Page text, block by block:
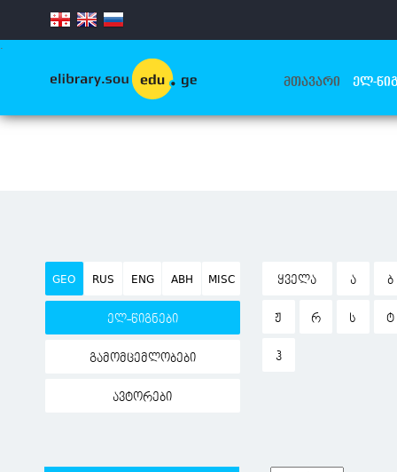
.
ᲛᲗᲐᲕᲐᲠᲘ ᲔᲚ-
GEO RUS ENG ABH MISC
ელ-წიგნები
გამომცემლობები
ავტორები
ᲧᲕᲔᲚᲐ Ა Ბ
Ჟ Რ Ს Ტ
Ჰ